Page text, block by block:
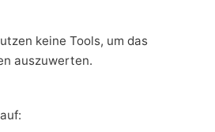
keine Tools, um das
auszuwerten.